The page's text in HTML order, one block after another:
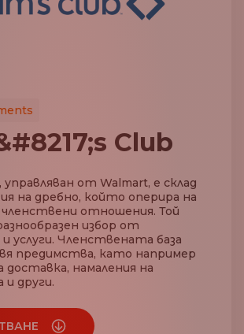
Club
управляван от Walmart, е склад
на дребно, който оперира на
членствени отношения. Той
избор от
услуги. Членствената база
предимства, като например
доставка, намаления на
и други.